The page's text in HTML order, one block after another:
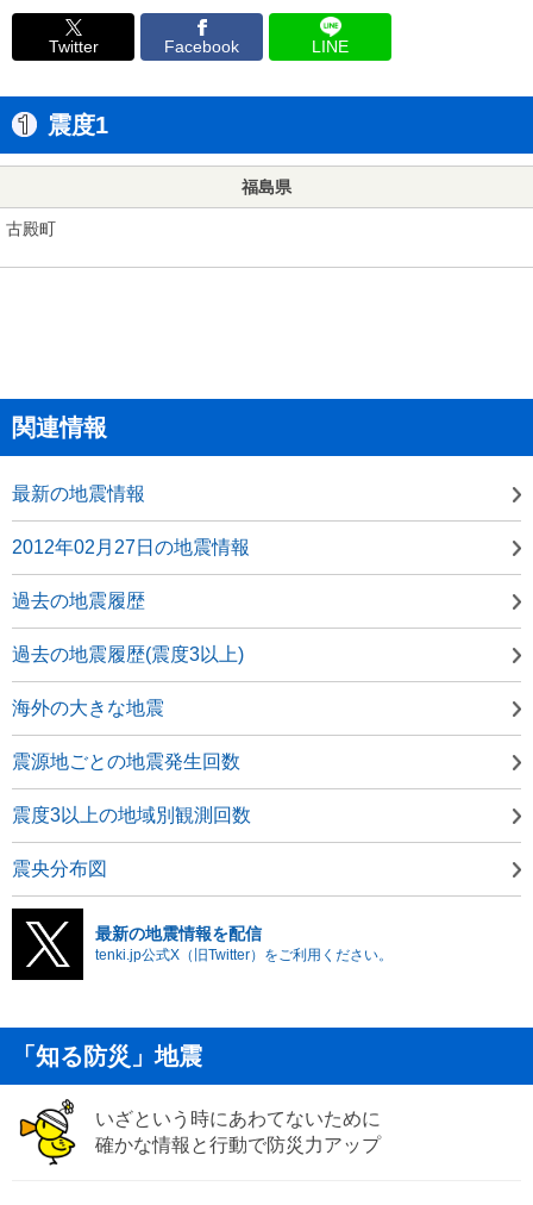
Twitter Facebook LINE
震度1
福島県
古殿町
関連情報
最新の地震情報
2012年02月27日の地震情報
過去の地震履歴
過去の地震履歴(震度3以上)
海外の大きな地震
震源地ごとの地震発生回数
震度3以上の地域別観測回数
震央分布図
最新の地震情報を配信
tenki.jp公式X（旧Twitter）をご利用ください。
「知る防災」地震
いざという時にあわてないために
確かな情報と行動で防災力アップ